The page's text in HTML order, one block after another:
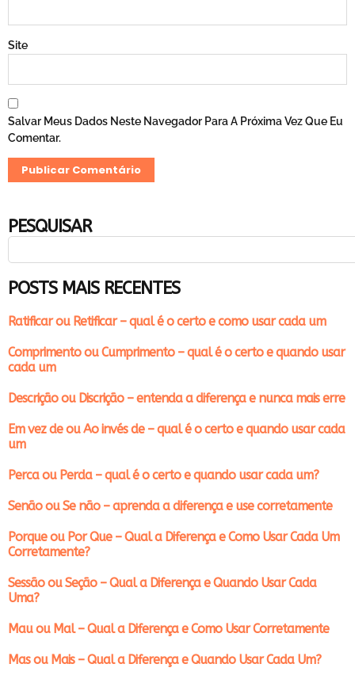
Site
Salvar Meus Dados Neste Navegador Para A Próxima Vez Que Eu
Comentar.
PESQUISAR
POSTS MAIS RECENTES
Ratificar ou Retificar – qual é o certo e como usar cada um
Comprimento ou Cumprimento – qual é o certo e quando usar
cada um
Descrição ou Discrição – entenda a diferença e nunca mais erre
Em vez de ou Ao invés de – qual é o certo e quando usar cada
um
Perca ou Perda – qual é o certo e quando usar cada um?
Senão ou Se não – aprenda a diferença e use corretamente
Porque ou Por Que – Qual a Diferença e Como Usar Cada Um
Corretamente?
Sessão ou Seção – Qual a Diferença e Quando Usar Cada
Uma?
Mau ou Mal – Qual a Diferença e Como Usar Corretamente
Mas ou Mais – Qual a Diferença e Quando Usar Cada Um?